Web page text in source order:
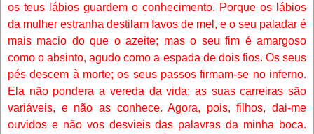
os teus lábios guardem o conhecimento. Porque os lábios
da mulher estranha destilam favos de mel, e o seu paladar é
mais macio do que o azeite; mas o seu fim é amargoso
como o absinto, agudo como a espada de dois fios. Os seus
pés descem à morte; os seus passos firmam-se no inferno.
Ela não pondera a vereda da vida; as suas carreiras são
variáveis, e não as conhece. Agora, pois, filhos, dai-me
ouvidos e não vos desvieis das palavras da minha boca.